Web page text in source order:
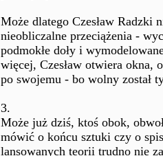
Może dlatego Czesław Radzki
nieobliczalne przeciążenia -
podmokłe doły i
więcej, Czesław otwiera okna,
po swojemu - bo wolny został
3.
Może już dziś, ktoś obok,
mówić o końcu sztuki czy o
lansowanych teorii trudno nie